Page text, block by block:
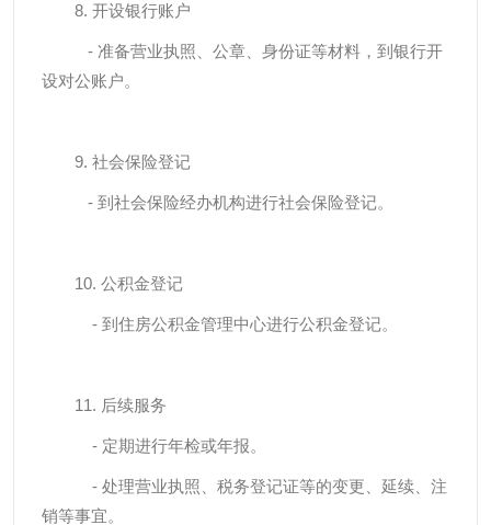
8. 开设银行账户
- 准备营业执照、公章、身份证等材料，到银行开
设对公账户。
9. 社会保险登记
- 到社会保险经办机构进行社会保险登记。
10. 公积金登记
- 到住房公积金管理中心进行公积金登记。
11. 后续服务
- 定期进行年检或年报。
- 处理营业执照、税务登记证等的变更、延续、注
销等事宜。